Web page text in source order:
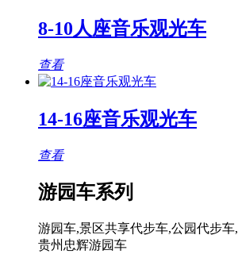
8-10人座音乐观光车
查看
14-16座音乐观光车
查看
游园车系列
游园车,景区共享代步车,公园代步车,
贵州忠辉游园车